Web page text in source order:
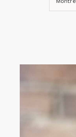
Annonces